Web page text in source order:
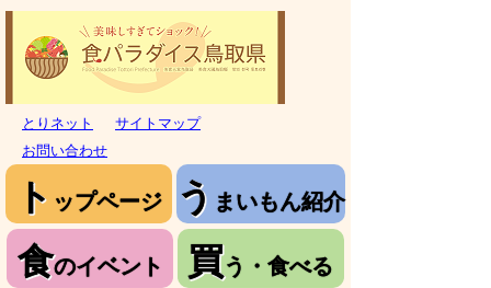
とりネット
サイトマップ
お問い合わせ
ト ップページ う まいもん紹介
食のイベント 買う・食べる